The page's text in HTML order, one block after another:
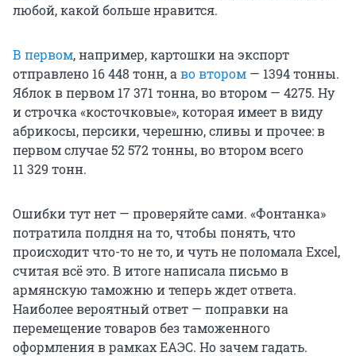
любой, какой больше нравится.
В первом, например, картошки на экспорт
отправлено 16 448 тонн, а во втором — 1394 тонны.
Яблок в первом 17 371 тонна, во втором — 4275. Ну
и строчка «косточковые», которая имеет в виду
абрикосы, персики, черешню, сливы и прочее: в
первом случае52 572 тонны, во втором всего
11 329 тонн.
Ошибки тут нет — проверяйте сами. «Фонтанка»
потратила полдня на то, чтобы понять, что
происходит что-то не то, и чуть не поломала Exсel,
считая всё это. В итоге написала письмо в
армянскую таможню и теперь ждет ответа.
Наиболее вероятный ответ — поправки на
перемещение товаров без таможенного
оформления в рамках ЕАЭС. Но зачем гадать.